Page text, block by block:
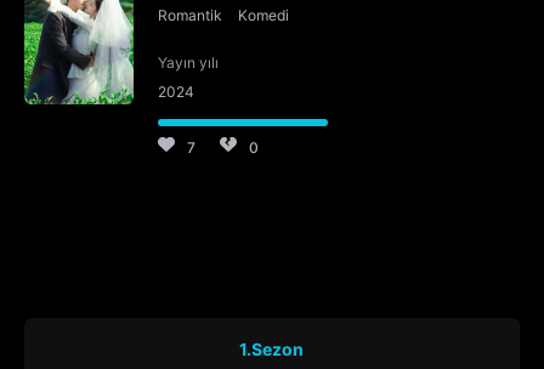
Romantik Komedi
Yayın yılı
2024
7 0
1.Sezon